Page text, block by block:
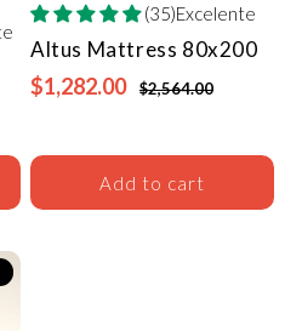
(35)Excelente
Altus Mattress 80x200
$1,282.00 $2,564.00
Add to cart